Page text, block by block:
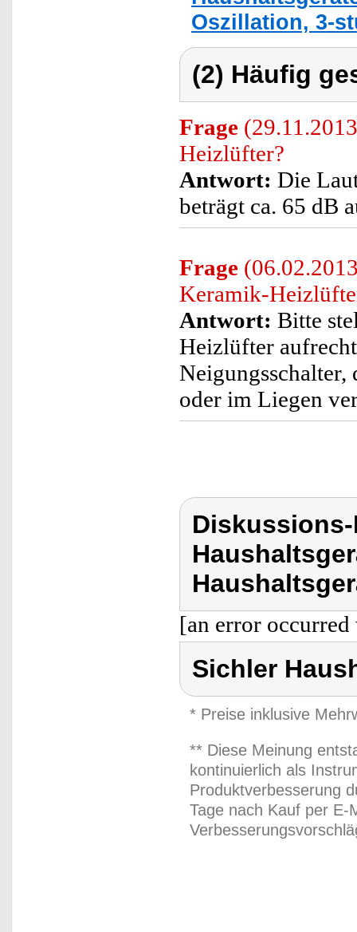
Oszillation, 3-
(2) Häufig
Frage
Heizlüfter?
Antwort: Die
beträgt ca. 65 dB
Frage
Keramik-
Antwort: Bitte
Heizlüfter
Neigungsschalter,
oder im Liegen
[an error
Sichler
* Preise inklusive
** Diese Meinung
kontinuierlich als
Produktverbesserung
Tage nach Kauf per E-